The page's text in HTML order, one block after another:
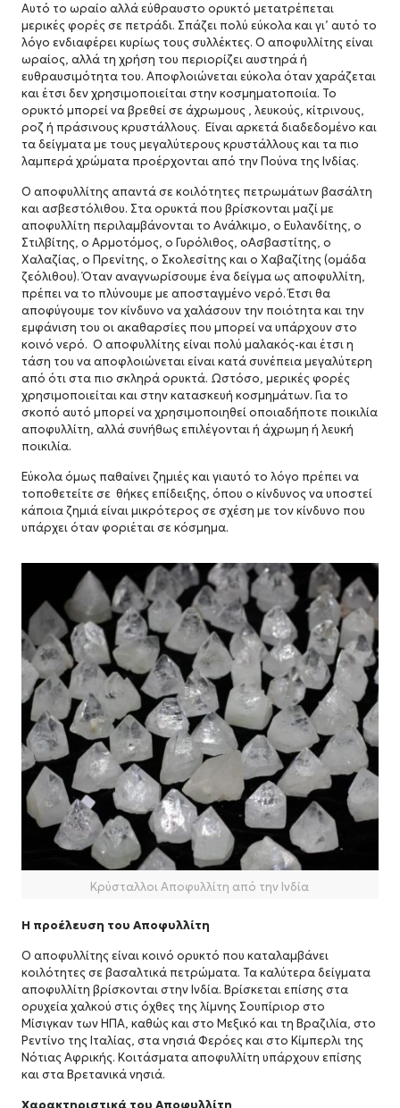
Αυτό το ωραίο αλλά εύθραυστο ορυκτό μετατρέπεται
μερικές φορές σε πετράδι. Σπάζει πολύ εύκολα και γι’ αυτό το
λόγο ενδιαφέρει κυρίως τους συλλέκτες. Ο αποφυλλίτης είναι
ωραίος, αλλά τη χρήση του περιορίζει αυστηρά ή
ευθραυσιμότητα του. Αποφλοιώνεται εύκολα όταν χαράζεται
και έτσι δεν χρησιμοποιείται στην κοσμηματοποιία. Το
ορυκτό μπορεί να βρεθεί σε άχρωμους , λευκούς, κίτρινους,
ροζ ή πράσινους κρυστάλλους. Είναι αρκετά διαδεδομένο και
τα δείγματα με τους μεγαλύτερους κρυστάλλους και τα πιο
λαμπερά χρώματα προέρχονται από την Πούνα της Ινδίας.
Ο αποφυλλίτης απαντά σε κοιλότητες πετρωμάτων βασάλτη
και ασβεστόλιθου. Στα ορυκτά που βρίσκονται μαζί με
αποφυλλίτη περιλαμβάνονται το Ανάλκιμο, ο Ευλανδίτης, ο
Στιλβίτης, ο Αρμοτόμος, ο Γυρόλιθος, οΑσβαστίτης, ο
Χαλαζίας, ο Πρενίτης, ο Σκολεσίτης και ο Χαβαζίτης (ομάδα
ζεόλιθου). Όταν αναγνωρίσουμε ένα δείγμα ως αποφυλλίτη,
πρέπει να το πλύνουμε με αποσταγμένο νερό. Έτσι θα
αποφύγουμε τον κίνδυνο να χαλάσουν την ποιότητα και την
εμφάνιση του οι ακαθαρσίες που μπορεί να υπάρχουν στο
κοινό νερό. Ο αποφυλλίτης είναι πολύ μαλακός-και έτσι η
τάση του να αποφλοιώνεται είναι κατά συνέπεια μεγαλύτερη
από ότι στα πιο σκληρά ορυκτά. Ωστόσο, μερικές φορές
χρησιμοποιείται και στην κατασκευή κοσμημάτων. Για το
σκοπό αυτό μπορεί να χρησιμοποιηθεί οποιαδήποτε ποικιλία
αποφυλλίτη, αλλά συνήθως επιλέγονται ή άχρωμη ή λευκή
ποικιλία.
Εύκολα όμως παθαίνει ζημιές και γιαυτό το λόγο πρέπει να
τοποθετείτε σε θήκες επίδειξης, όπου ο κίνδυνος να υποστεί
κάποια ζημιά είναι μικρότερος σε σχέση με τον κίνδυνο που
υπάρχει όταν φοριέται σε κόσμημα.
Κρύσταλλοι Αποφυλλίτη από την Ινδία
Η προέλευση του Αποφυλλίτη
Ο αποφυλλίτης είναι κοινό ορυκτό που καταλαμβάνει
κοιλότητες σε βασαλτικά πετρώματα. Τα καλύτερα δείγματα
αποφυλλίτη βρίσκονται στην Ινδία. Βρίσκεται επίσης στα
ορυχεία χαλκού στις όχθες της λίμνης Σουπίριορ στο
Μίσιγκαν των ΗΠΑ, καθώς και στο Μεξικό και τη Βραζιλία, στο
Ρεντίνο της Ιταλίας, στα νησιά Φερόες και στο Κίμπερλι της
Νότιας Αφρικής. Κοιτάσματα αποφυλλίτη υπάρχουν επίσης
και στα Βρετανικά νησιά.
Χαρακτηριστικά του Αποφυλλίτη